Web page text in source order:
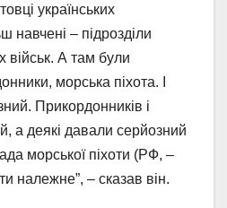
українських
навчені – підрозділи
військ. А там були
морська піхота. І
Прикордонників і
а деякі давали серйозний
морської піхоти (РФ, –
належне”, – сказав він.